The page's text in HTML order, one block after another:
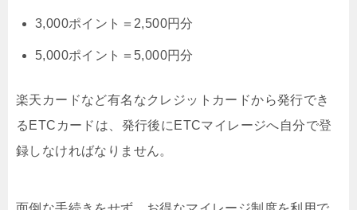
3,000ポイント＝2,500円分
5,000ポイント＝5,000円分
楽天カードなど有名なクレジットカードから発行でき
るETCカードは、発行後にETCマイレージへ自分で登
録しなければなりません。